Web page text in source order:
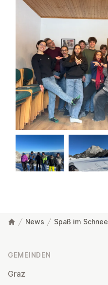
News Spaß im Schnee
GEMEINDEN
Graz